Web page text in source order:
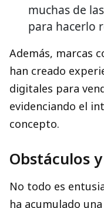
muchas de
para hacerlo
Además, marcas
han creado
digitales para
evidenciando el
concepto.
Obstáculos
No todo es
ha acumulado